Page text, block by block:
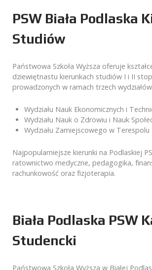
PSW Biała Podlaska
Studiów
Państwowa Szkoła Wyższa oferuje
dziewiętnastu kierunkach studiów I i II
prowadzonych w ramach trzech
Wydziału Nauk Ekonomicznych i
Wydziału Nauk o Zdrowiu i Nauk
Wydziału Zamiejscowego w Terespolu
Najpopularniejsze kierunki na Podlaskiej
ratownictwo medyczne, pedagogika,
rachunkowość oraz fizjoterapia.
Biała Podlaska PSW
Studencki
Państwowa Szkoła Wyższa w Białej